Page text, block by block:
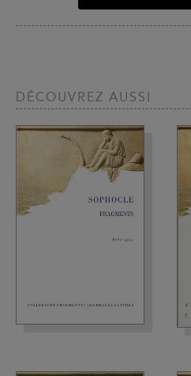
DÉCOUVREZ AUSSI